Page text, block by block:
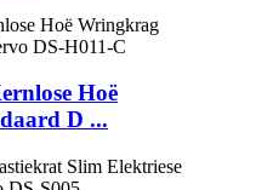
Hoë
D ...